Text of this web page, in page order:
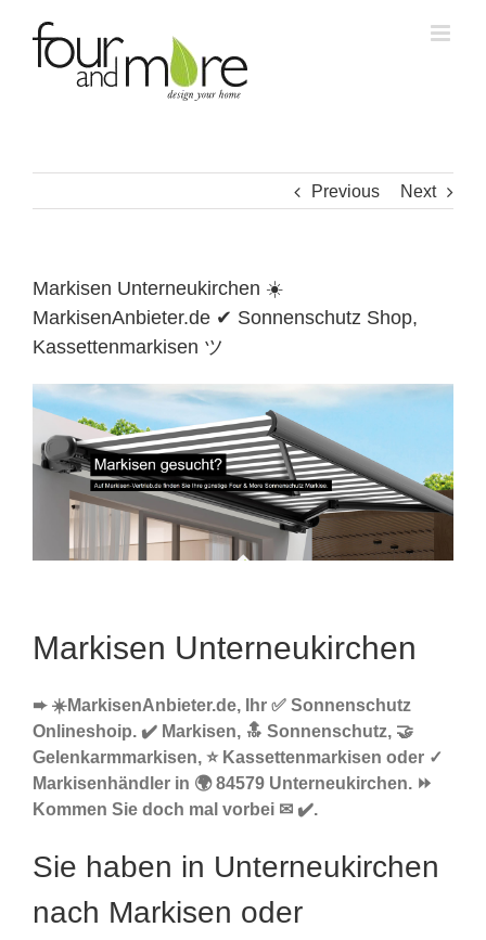
content
Previous Next
Markisen Unterneukirchen ☀️
MarkisenAnbieter.de ✔ Sonnenschutz Shop,
Kassettenmarkisen ツ
Markisen Unterneukirchen
➨ ☀️MarkisenAnbieter.de, Ihr ✅ Sonnenschutz
Onlineshoip. ✔️ Markisen, 🔝 Sonnenschutz, 🤝
Gelenkarmmarkisen, ⭐ Kassettenmarkisen oder ✓
Markisenhändler in 🌍 84579 Unterneukirchen. ⏩
Kommen Sie doch mal vorbei ✉ ✔️.
Sie haben in Unterneukirchen
nach Markisen oder